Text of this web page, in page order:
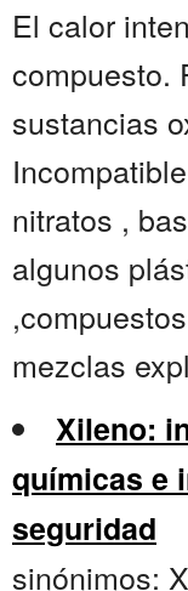
El calor
compuesto.
sustancias
nitratos ,
algunos
mezclas
Xileno:
químicas e
seguridad
sinónimos: